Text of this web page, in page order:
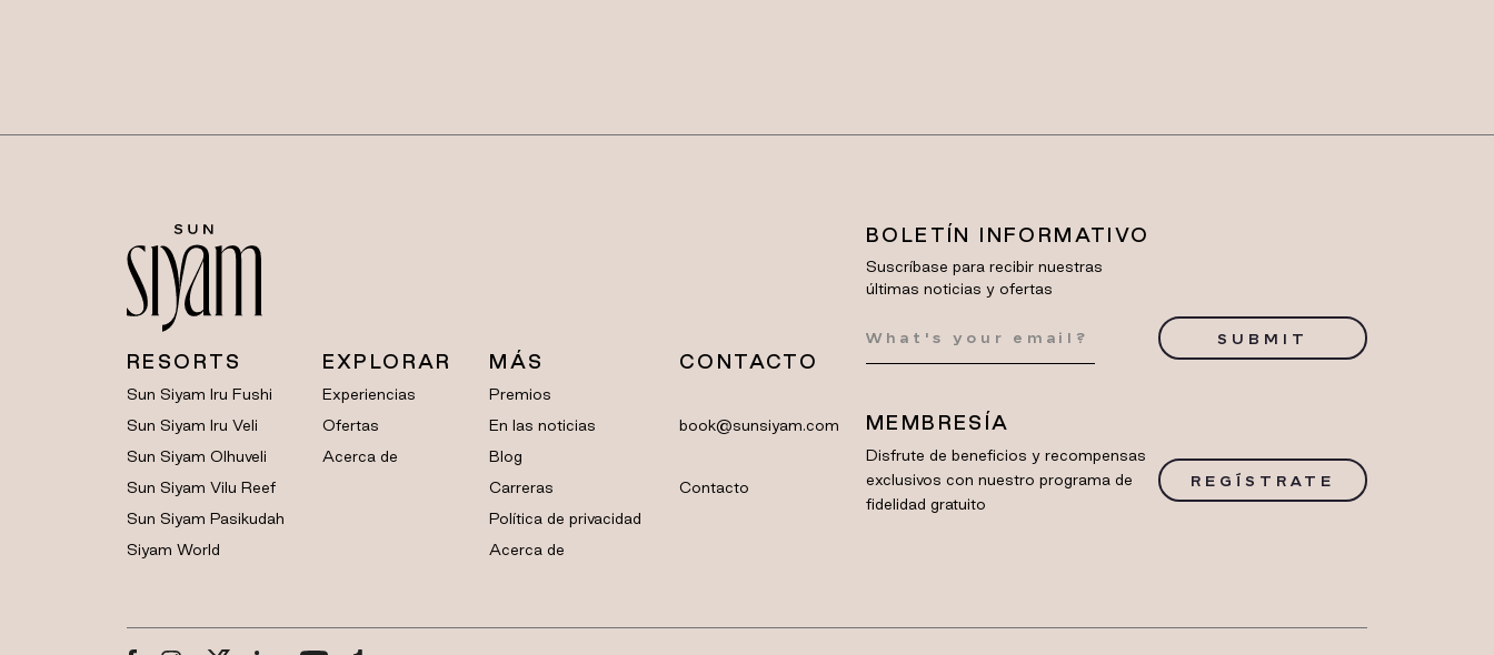
RESORTS
Sun Siyam Iru Fushi
Sun Siyam Iru Veli
Sun Siyam Olhuveli
Sun Siyam Vilu Reef
Sun Siyam Pasikudah
Siyam World
EXPLORAR
Experiencias
Ofertas
Acerca de
MÁS
Premios
En las noticias
Blog
Carreras
Política de privacidad
Acerca de
CONTACTO
book@sunsiyam.com
Contacto
BOLETÍN INFORMATIVO
Suscríbase para recibir nuestras
últimas noticias y ofertas
SUBMIT
MEMBRESÍA
Disfrute de beneficios y recompensas
exclusivos con nuestro programa de
fidelidad gratuito
REGÍSTRATE